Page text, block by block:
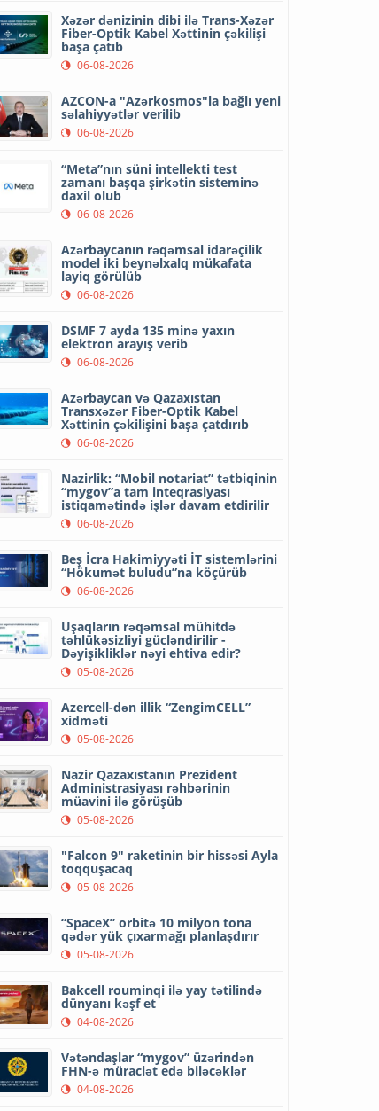
Xəzər dənizinin dibi ilə Trans-Xəzər
Fiber-Optik Kabel Xəttinin çəkilişi
başa çatıb
06-08-2026
AZCON-a "Azərkosmos"la bağlı yeni
səlahiyyətlər verilib
06-08-2026
“Meta”nın süni intellekti test
zamanı başqa şirkətin sisteminə
daxil olub
06-08-2026
Azərbaycanın rəqəmsal idarəçilik
model iki beynəlxalq mükafata
layiq görülüb
06-08-2026
DSMF 7 ayda 135 minə yaxın
elektron arayış verib
06-08-2026
Azərbaycan və Qazaxıstan
Transxəzər Fiber-Optik Kabel
Xəttinin çəkilişini başa çatdırıb
06-08-2026
Nazirlik: “Mobil notariat” tətbiqinin
“mygov”a tam inteqrasiyası
istiqamətində işlər davam etdirilir
06-08-2026
Beş İcra Hakimiyyəti İT sistemlərini
“Hökumət buludu”na köçürüb
06-08-2026
Uşaqların rəqəmsal mühitdə
təhlükəsizliyi gücləndirilir -
Dəyişikliklər nəyi ehtiva edir?
05-08-2026
Azercell-dən illik “ZengimCELL”
xidməti
05-08-2026
Nazir Qazaxıstanın Prezident
Administrasiyası rəhbərinin
müavini ilə görüşüb
05-08-2026
"Falcon 9" raketinin bir hissəsi Ayla
toqquşacaq
05-08-2026
“SpaceX” orbitə 10 milyon tona
qədər yük çıxarmağı planlaşdırır
05-08-2026
Bakcell rouminqi ilə yay tətilində
dünyanı kəşf et
04-08-2026
Vətəndaşlar “mygov” üzərindən
FHN-ə müraciət edə biləcəklər
04-08-2026